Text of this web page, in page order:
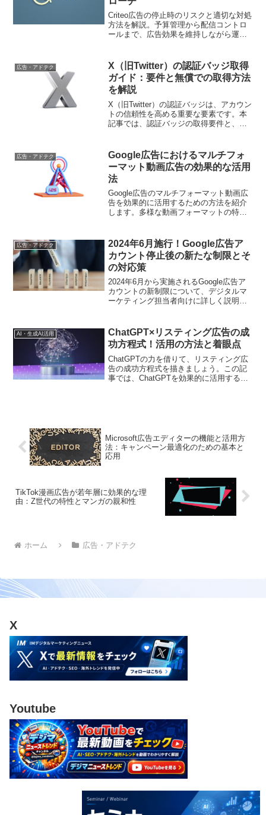
Criteo広告の停止時のリスクと適切な対処
方法を解説。予算管理から配信コントロ
ールまで、広告効果を維持しながら運用
広告・アドテク
X（旧Twitter）の認証バッジ取得
ガイド：要件と無償での取得方法
を解説
X（旧Twitter）の認証バッジは、アカウン
トの信頼性を高める重要な要素です。本
記事では、認証バッジの取得要件と、無
広告・アドテク
Google広告におけるマルチフォ
ーマット動画広告の効果的な活用
法
Google広告のマルチフォーマット動画広
告を効果的に活用するための方法を紹介
します。多様な動画フォーマットの特性
用戦略を詳しく解説します。
広告・アドテク
2024年6月施行！Google広告ア
カウント停止後の新たな制限とそ
の対応策
2024年6月から実施されるGoogle広告ア
カウントの新制限について、デジタルマ
ーケティング担当者向けに詳しく説明し
案します。
AI・生成AI活用
ChatGPT×リスティング広告の成
功方程式！活用の方法と着眼点
ChatGPTの力を借りて、リスティング広
告の成功方程式を描きましょう。この記
事では、ChatGPTを効果的に活用する方
Microsoft広告エディターの機能と活用方
法：キャンペーン最適化のための基本と
応用
TikTok漫画広告が若年層に効果的な理
由：Z世代の特性とマンガの親和性
ホーム 広告・アドテク
X
Youtube